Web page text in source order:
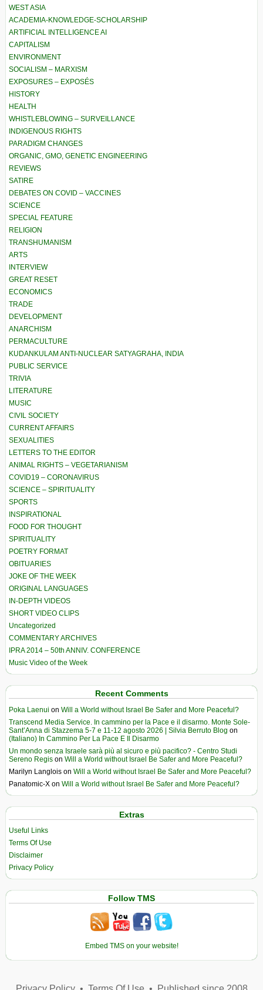
WEST ASIA
ACADEMIA-KNOWLEDGE-SCHOLARSHIP
ARTIFICIAL INTELLIGENCE AI
CAPITALISM
ENVIRONMENT
SOCIALISM – MARXISM
EXPOSURES – EXPOSÉS
HISTORY
HEALTH
WHISTLEBLOWING – SURVEILLANCE
INDIGENOUS RIGHTS
PARADIGM CHANGES
ORGANIC, GMO, GENETIC ENGINEERING
REVIEWS
SATIRE
DEBATES ON COVID – VACCINES
SCIENCE
SPECIAL FEATURE
RELIGION
TRANSHUMANISM
ARTS
INTERVIEW
GREAT RESET
ECONOMICS
TRADE
DEVELOPMENT
ANARCHISM
PERMACULTURE
KUDANKULAM ANTI-NUCLEAR SATYAGRAHA, INDIA
PUBLIC SERVICE
TRIVIA
LITERATURE
MUSIC
CIVIL SOCIETY
CURRENT AFFAIRS
SEXUALITIES
LETTERS TO THE EDITOR
ANIMAL RIGHTS – VEGETARIANISM
COVID19 – CORONAVIRUS
SCIENCE – SPIRITUALITY
SPORTS
INSPIRATIONAL
FOOD FOR THOUGHT
SPIRITUALITY
POETRY FORMAT
OBITUARIES
JOKE OF THE WEEK
ORIGINAL LANGUAGES
IN-DEPTH VIDEOS
SHORT VIDEO CLIPS
Uncategorized
COMMENTARY ARCHIVES
IPRA 2014 – 50th ANNIV. CONFERENCE
Music Video of the Week
Recent Comments
Poka Laenui on Will a World without Israel Be Safer and More Peaceful?
Transcend Media Service. In cammino per la Pace e il disarmo. Monte Sole-
Sant’Anna di Stazzema 5-7 e 11-12 agosto 2026 | Silvia Berruto Blog on
(Italiano) In Cammino Per La Pace E Il Disarmo
Un mondo senza Israele sarà più al sicuro e più pacifico? - Centro Studi
Sereno Regis on Will a World without Israel Be Safer and More Peaceful?
Marilyn Langlois on Will a World without Israel Be Safer and More Peaceful?
Panatomic-X on Will a World without Israel Be Safer and More Peaceful?
Extras
Useful Links
Terms Of Use
Disclaimer
Privacy Policy
Follow TMS
Embed TMS on your website!